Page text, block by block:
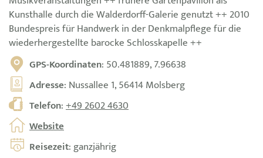
Kunsthalle durch die Walderdorff-Galerie genutzt ++ 2010
Bundespreis für Handwerk in der Denkmalpflege für die
wiederhergestellte barocke Schlosskapelle ++
GPS-Koordinaten: 50.481889, 7.96638
Adresse: Nussallee 1, 56414 Molsberg
Telefon:+49 2602 4630
Website
Reisezeit: ganzjährig